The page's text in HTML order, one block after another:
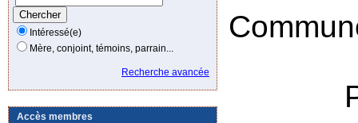
Intéressé(e)
Mère, conjoint, témoins, parrain...
Recherche avancée
Accès membres